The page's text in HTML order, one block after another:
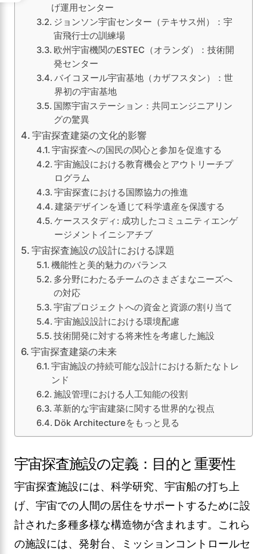
げ運用センター
ジョンソン宇宙センター（テキサス州）：宇
宙飛行士の訓練場
欧州宇宙機関のESTEC（オランダ）：技術開
発センター
バイコヌール宇宙基地（カザフスタン）：世
界初の宇宙基地
国際宇宙ステーション：共同エンジニアリン
グの驚異
宇宙探査建築の文化的影響
宇宙探査への国民の関心と参加を促進する
宇宙施設における教育機会とアウトリーチプ
ログラム
宇宙探査における国際協力の推進
建築デザインを通じて科学遺産を保護する
ケーススタディ: 成功したコミュニティエンゲ
ージメントイニシアチブ
宇宙探査施設の設計における課題
機能性と美的魅力のバランス
多分野にわたるチームのさまざまなニーズへ
の対応
宇宙プロジェクトへの資金と資源の割り当て
宇宙施設設計における環境配慮
技術開発に対する将来性を考慮した施設
宇宙探査建築の未来
宇宙施設の持続可能な設計における新たなトレ
ンド
施設管理における人工知能の役割
革新的な宇宙建築に関する世界的な視点
Dök Architectureをもっと見る
宇宙探査施設の定義：目的と重要性
宇宙探査施設には、科学研究、宇宙船の打ち上
げ、宇宙での人間の居住をサポートするために設
計された多種多様な構造物が含まれます。これら
の施設には、発射台、ミッションコントロールセ